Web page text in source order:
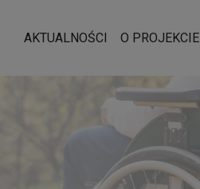
AKTUALNOŚCI O PROJEKCIE